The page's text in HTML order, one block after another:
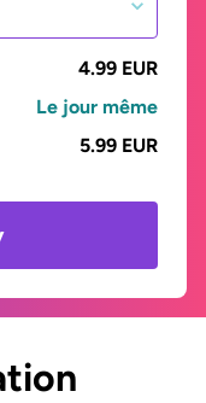
4.99 EUR
Le jour même
5.99 EUR